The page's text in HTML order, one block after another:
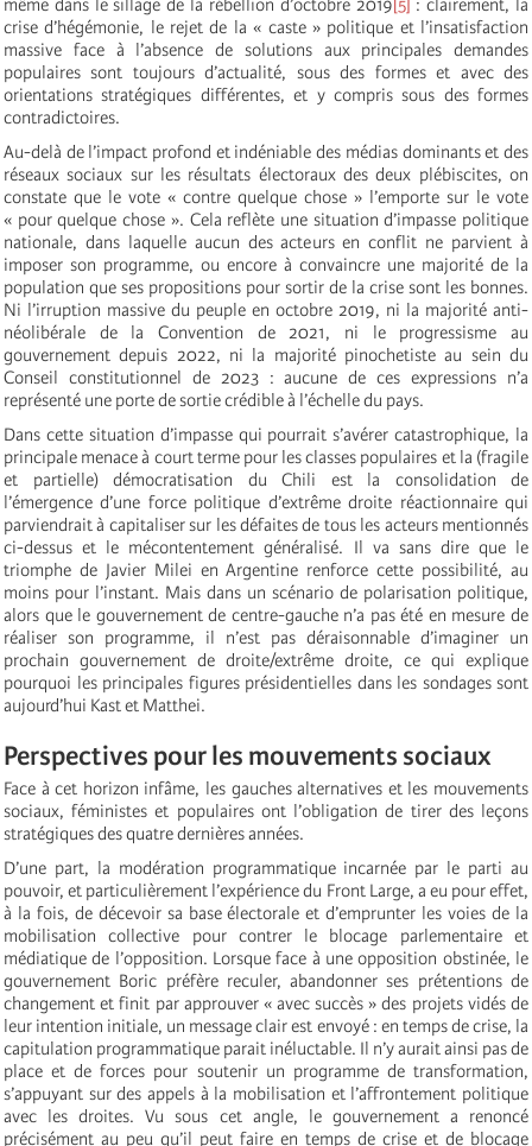
même dans le sillage de la rébellion d’octobre 2019[5] : clairement, la
crise d’hégémonie, le rejet de la « caste » politique et l’insatisfaction
massive face à l’absence de solutions aux principales demandes
populaires sont toujours d’actualité, sous des formes et avec des
orientations stratégiques différentes, et y compris sous des formes
contradictoires.
Au-delà de l’impact profond et indéniable des médias dominants et des
réseaux sociaux sur les résultats électoraux des deux plébiscites, on
constate que le vote « contre quelque chose » l’emporte sur le vote
« pour quelque chose ». Cela reflète une situation d’impasse politique
nationale, dans laquelle aucun des acteurs en conflit ne parvient à
imposer son programme, ou encore à convaincre une majorité de la
population que ses propositions pour sortir de la crise sont les bonnes.
Ni l’irruption massive du peuple en octobre 2019, ni la majorité anti-
néolibérale de la Convention de 2021, ni le progressisme au
gouvernement depuis 2022, ni la majorité pinochetiste au sein du
Conseil constitutionnel de 2023 : aucune de ces expressions n’a
représenté une porte de sortie crédible à l’échelle du pays.
Dans cette situation d’impasse qui pourrait s’avérer catastrophique, la
principale menace à court terme pour les classes populaires et la (fragile
et partielle) démocratisation du Chili est la consolidation de
l’émergence d’une force politique d’extrême droite réactionnaire qui
parviendrait à capitaliser sur les défaites de tous les acteurs mentionnés
ci-dessus et le mécontentement généralisé. Il va sans dire que le
triomphe de Javier Milei en Argentine renforce cette possibilité, au
moins pour l’instant. Mais dans un scénario de polarisation politique,
alors que le gouvernement de centre-gauche n’a pas été en mesure de
réaliser son programme, il n’est pas déraisonnable d’imaginer un
prochain gouvernement de droite/extrême droite, ce qui explique
pourquoi les principales figures présidentielles dans les sondages sont
aujourd’hui Kast et Matthei.
Perspectives pour les mouvements sociaux
Face à cet horizon infâme, les gauches alternatives et les mouvements
sociaux, féministes et populaires ont l’obligation de tirer des leçons
stratégiques des quatre dernières années.
D’une part, la modération programmatique incarnée par le parti au
pouvoir, et particulièrement l’expérience du Front Large, a eu pour effet,
à la fois, de décevoir sa base électorale et d’emprunter les voies de la
mobilisation collective pour contrer le blocage parlementaire et
médiatique de l’opposition. Lorsque face à une opposition obstinée, le
gouvernement Boric préfère reculer, abandonner ses prétentions de
changement et finit par approuver « avec succès » des projets vidés de
leur intention initiale, un message clair est envoyé : en temps de crise, la
capitulation programmatique parait inéluctable. Il n’y aurait ainsi pas de
place et de forces pour soutenir un programme de transformation,
s’appuyant sur des appels à la mobilisation et l’affrontement politique
avec les droites. Vu sous cet angle, le gouvernement a renoncé
précisément au peu qu’il peut faire en temps de crise et de blocage